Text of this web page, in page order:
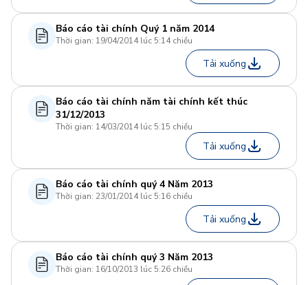
Báo cáo tài chính Quý 1 năm 2014
Thời gian: 19/04/2014 lúc 5:14 chiều
Tải xuống
Báo cáo tài chính năm tài chính kết thúc
31/12/2013
Thời gian: 14/03/2014 lúc 5:15 chiều
Tải xuống
Báo cáo tài chính quý 4 Năm 2013
Thời gian: 23/01/2014 lúc 5:16 chiều
Tải xuống
Báo cáo tài chính quý 3 Năm 2013
Thời gian: 16/10/2013 lúc 5:26 chiều